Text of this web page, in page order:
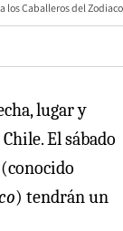
los Caballeros del Zodiaco
lugar y
El sábado
(conocido
) tendrán un